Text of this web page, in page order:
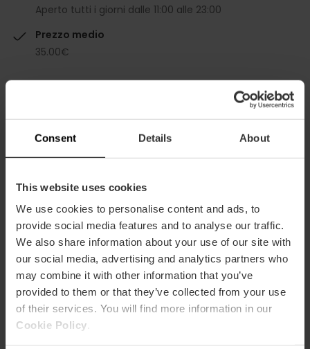
Consent Details About
This website uses cookies
We use cookies to personalise content and ads, to
provide social media features and to analyse our traffic.
We also share information about your use of our site with
our social media, advertising and analytics partners who
may combine it with other information that you’ve
provided to them or that they’ve collected from your use
of their services. You will find more information in our
Cookie Policy
Aperto tutti i giorni dalle 11:00 alle 23:00
Prezzo medio
35.00€
Capacità
50
Come arrivare